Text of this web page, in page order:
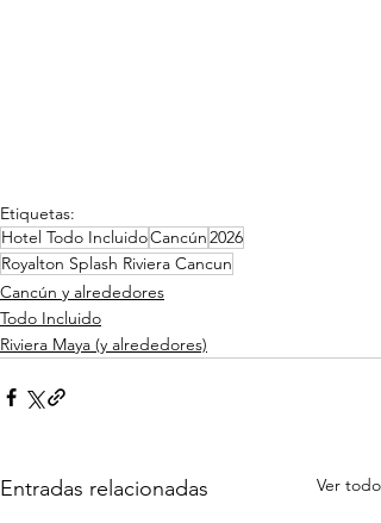
Etiquetas:
Hotel Todo IncluidoCancún2026
Royalton Splash Riviera Cancun
Cancún y alrededores
Todo Incluido
Riviera Maya (y alrededores)
Entradas relacionadas Ver todo